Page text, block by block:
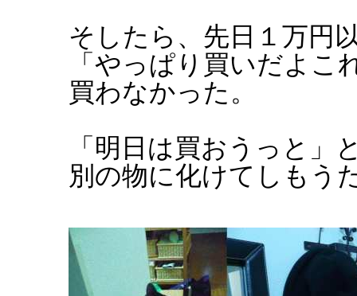
そしたら、先日１万円
「やっぱり買いだよこ
買わなかった。
「明日は買おうっと」
別の物に化けてしもう